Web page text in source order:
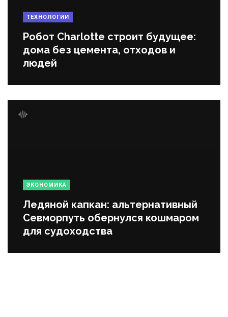
ТЕХНОЛОГИИ
Робот Charlotte строит будущее:
дома без цемента, отходов и
людей
ЭКОНОМИКА
Ледяной капкан: альтернативный
Севморпуть обернулся кошмаром
для судоходства